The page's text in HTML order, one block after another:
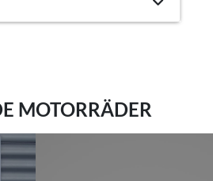
MOTORRÄDER